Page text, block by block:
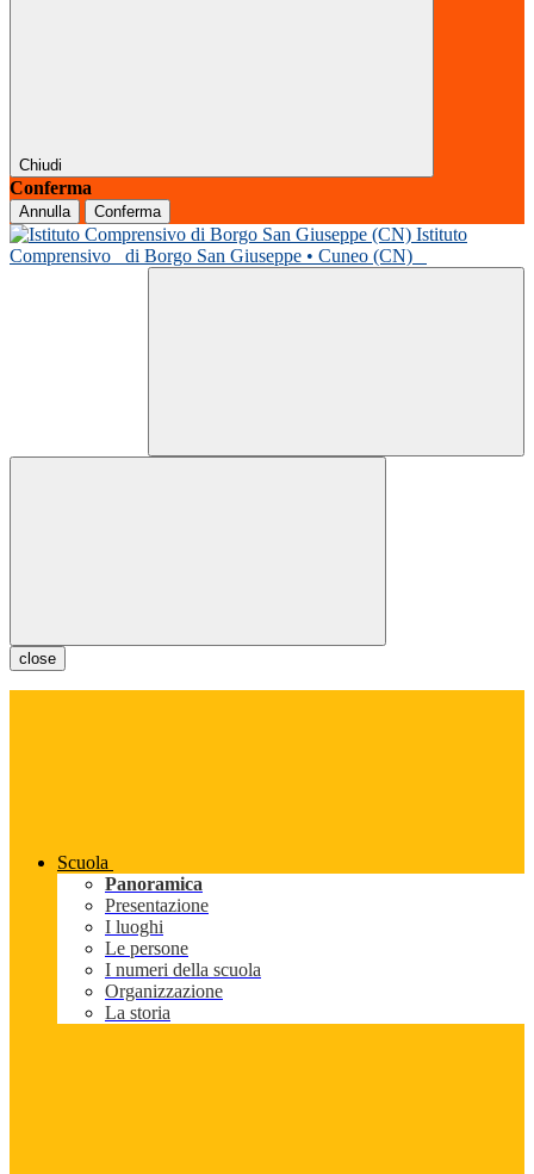
Chiudi
Conferma
Annulla Conferma
Istituto
Comprensivo
di Borgo San Giuseppe • Cuneo (CN)
close
Scuola
Panoramica
Presentazione
I luoghi
Le persone
I numeri della scuola
Organizzazione
La storia